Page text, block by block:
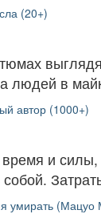
(20+)
людей в
автор (1000+)
и
умирать (Мацуо